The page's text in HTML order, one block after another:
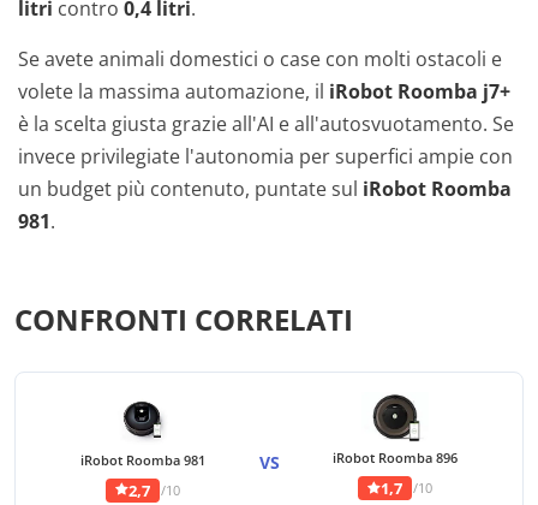
litri contro 0,4 litri.
Se avete animali domestici o case con molti ostacoli e
volete la massima automazione, il iRobot Roomba j7+
è la scelta giusta grazie all'AI e all'autosvuotamento. Se
invece privilegiate l'autonomia per superfici ampie con
un budget più contenuto, puntate sul iRobot Roomba
981.
CONFRONTI CORRELATI
iRobot Roomba 981
2,7 /10
VS iRobot Roomba 896
1,7 /10